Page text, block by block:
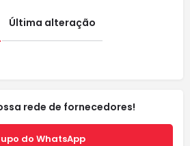
Última alteração
rede de fornecedores!
do WhatsApp